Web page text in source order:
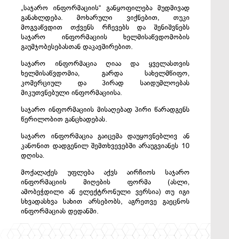
„საჯარო ინფორმაციის“ განყოფილება მუდმივად
განახლდება. მოხარული ვიქნებით, თუკი
მოგვაწვდით თქვენს რჩევებს და შენიშვნებს
საჯარო ინფორმაციის ხელმისაწვდომობის
გაუმჯობესებასთან დაკავშირებით.
საჯარო ინფორმაცია ღიაა და ყველასთვის
ხელმისაწვდომია, გარდა სახელმწიფო,
კომერციულ და პირად საიდუმლოებას
მიკუთვნებული ინფორმაციისა.
საჯარო ინფორმაციის მისაღებად პირი წარადგენს
წერილობით განცხადებას.
საჯარო ინფორმაცია გაიცემა დაუყოვნებლივ ან
კანონით დადგენილ შემთხვევებში არაუგვიანეს 10
დღისა.
მოქალაქეს უფლება აქვს აირჩიოს საჯარო
ინფორმაციის მიღების ფორმა (ასლი,
ამობეჭდილი ან ელექტრონული ვერსია) თუ იგი
სხვადასხვა სახით არსებობს, აგრეთვე გაეცნოს
ინფორმაციას დედანში.